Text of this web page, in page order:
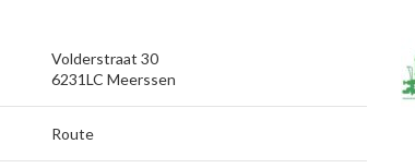
Volderstraat 30
6231LC Meerssen
Route